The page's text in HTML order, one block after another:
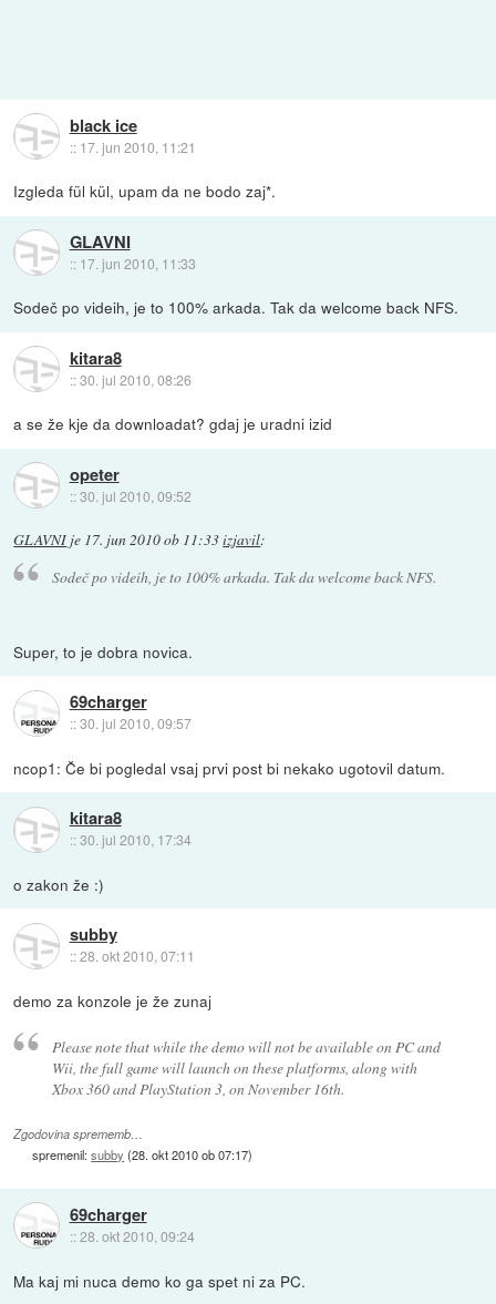
black ice
:: 17. jun 2010, 11:21
Izgleda fül kül, upam da ne bodo zaj*.
GLAVNI
:: 17. jun 2010, 11:33
Sodeč po videih, je to 100% arkada. Tak da welcome back NFS.
kitara8
::30. jul 2010, 08:26
a se že kje da downloadat? gdaj je uradni izid
opeter
::30. jul 2010, 09:52
GLAVNI je 17. jun 2010 ob 11:33izjavil:
Sodeč po videih, je to 100% arkada. Tak da welcome back NFS.
Super, to je dobra novica.
69charger
::30. jul 2010, 09:57
ncop1: Če bi pogledal vsaj prvi post bi nekako ugotovil datum.
kitara8
::30. jul 2010, 17:34
o zakon že :)
subby
::28. okt 2010, 07:11
demo za konzole je že zunaj
Please note that while the demo will not be available on PC and
Wii, the full game will launch on these platforms, along with
Xbox 360 and PlayStation 3, on November 16th.
Zgodovina sprememb…
spremenil:subby (28. okt 2010 ob 07:17)
69charger
::28. okt 2010, 09:24
Ma kaj mi nuca demo ko ga spet ni za PC.